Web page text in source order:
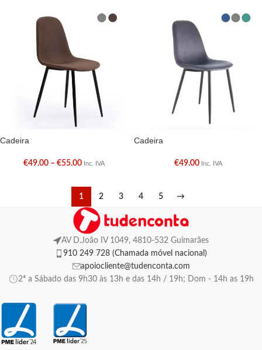
Cadeira
€49.00 – €55.00 Inc. IVA
Cadeira
€49.00 Inc. IVA
1 2 3 4 5 →
AV D.João IV 1049, 4810-532 Guimarães
910 249 728 (Chamada móvel nacional)
apoiocliente@tudenconta.com
2ª a Sábado das 9h30 às 13h e das 14h / 19h; Dom - 14h as 19h